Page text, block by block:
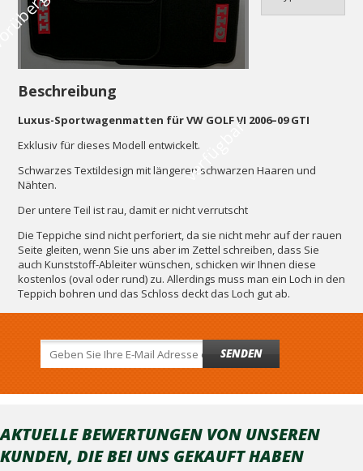
r
Beschreibung
Luxus-Sportwagenmatten für VW GOLF VI 2006–09 GTI
Exklusiv für dieses Modell entwickelt.
Schwarzes Textildesign mit längeren schwarzen Haaren und
Nähten.
Der untere Teil ist rau, damit er nicht verrutscht
Die Teppiche sind nicht perforiert, da sie nicht mehr auf der rauen
Seite gleiten, wenn Sie uns aber im Zettel schreiben, dass Sie
auch Kunststoff-Ableiter wünschen, schicken wir Ihnen diese
kostenlos (oval oder rund) zu. Allerdings muss man ein Loch in den
Teppich bohren und das Schloss deckt das Loch gut ab.
SENDEN
AKTUELLE BEWERTUNGEN VON UNSEREN
KUNDEN, DIE BEI ​​UNS GEKAUFT HABEN